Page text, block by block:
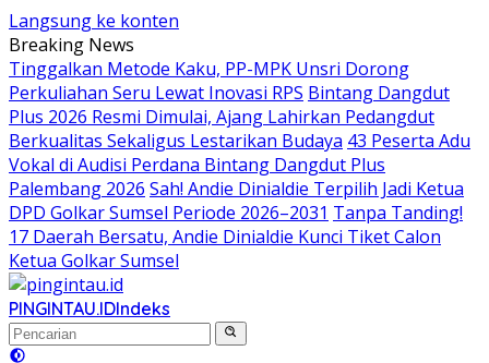
Langsung ke konten
Breaking News
Tinggalkan Metode Kaku, PP-MPK Unsri Dorong
Perkuliahan Seru Lewat Inovasi RPS Bintang Dangdut
Plus 2026 Resmi Dimulai, Ajang Lahirkan Pedangdut
Berkualitas Sekaligus Lestarikan Budaya 43 Peserta Adu
Vokal di Audisi Perdana Bintang Dangdut Plus
Palembang 2026 Sah! Andie Dinialdie Terpilih Jadi Ketua
DPD Golkar Sumsel Periode 2026–2031 Tanpa Tanding!
17 Daerah Bersatu, Andie Dinialdie Kunci Tiket Calon
Ketua Golkar Sumsel
PINGINTAU.IDIndeks